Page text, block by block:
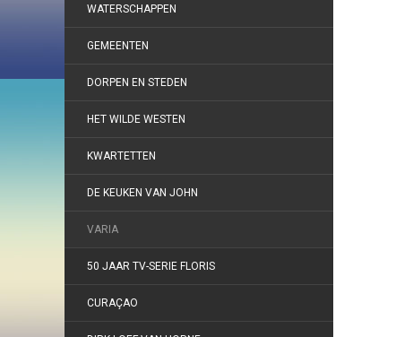
WATERSCHAPPEN
GEMEENTEN
DORPEN EN STEDEN
HET WILDE WESTEN
KWARTETTEN
DE KEUKEN VAN JOHN
VARIA
50 JAAR TV-SERIE FLORIS
CURAÇAO